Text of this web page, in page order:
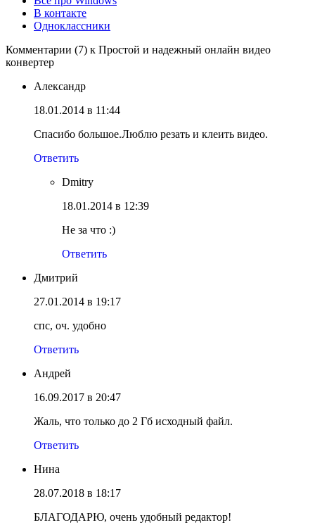
В контакте
Одноклассники
Комментарии (7) к Простой и надежный онлайн видео
конвертер
Александр
18.01.2014 в 11:44
Спасибо большое.Люблю резать и клеить видео.
Ответить
Dmitry
18.01.2014 в 12:39
Не за что :)
Ответить
Дмитрий
27.01.2014 в 19:17
спс, оч. удобно
Ответить
Андрей
16.09.2017 в 20:47
Жаль, что только до 2 Гб исходный файл.
Ответить
Нина
28.07.2018 в 18:17
БЛАГОДАРЮ, очень удобный редактор!